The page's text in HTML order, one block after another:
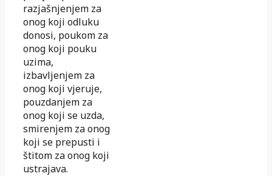
razjašnjenjem za
onog koji odluku
donosi, poukom za
onog koji pouku
uzima,
izbavljenjem za
onog koji vjeruje,
pouzdanjem za
onog koji se uzda,
smirenjem za onog
koji se prepusti i
štitom za onog koji
ustrajava.